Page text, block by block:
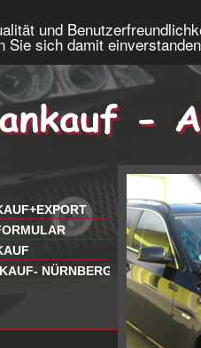
und
Sie sich damit
NÜRNBERG